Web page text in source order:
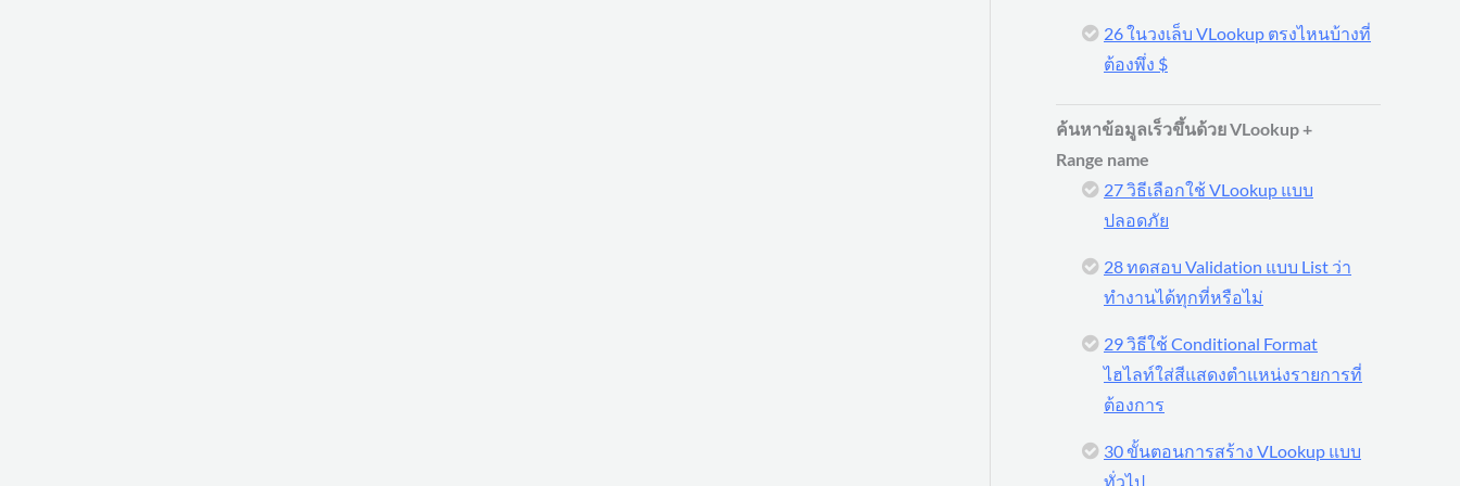
26 ในวงเล็บ VLookup ตรงไหนบ้างที่
ต้องพึ่ง $
ค้นหาข้อมูลเร็วขึ้นด้วย VLookup +
Range name
27 วิธีเลือกใช้ VLookup แบบ
ปลอดภัย
28 ทดสอบ Validation แบบ List ว่า
ทำงานได้ทุกที่หรือไม่
29 วิธีใช้ Conditional Format
ไฮไลท์ใส่สีแสดงตำแหน่งรายการที่
ต้องการ
30 ขั้นตอนการสร้าง VLookup แบบ
ทั่วไป